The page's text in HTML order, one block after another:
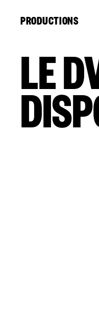
PRODUCTIONS
LE